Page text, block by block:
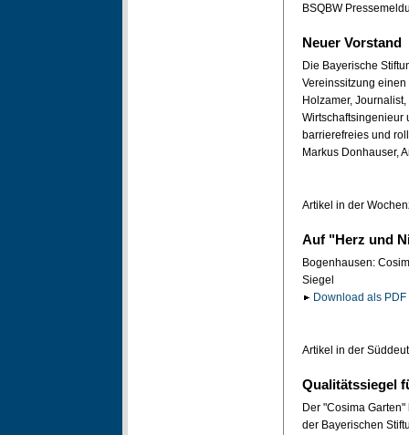
BSQBW
Neuer Vorstand
Die Bayerische
Vereinssitzung
Holzamer,
Wirtschaftsingenieur
barrierefreies und
Markus Donhauser,
Artikel in der
Auf "Herz und
Bogenhausen:
Siegel
Download als PDF
Artikel in der
Qualitätssiegel
Der "Cosima
der Bayerischen